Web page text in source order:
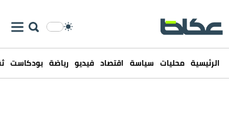
الرئيسية محليات سياسة اقتصاد فيديو رياضة بودكاست